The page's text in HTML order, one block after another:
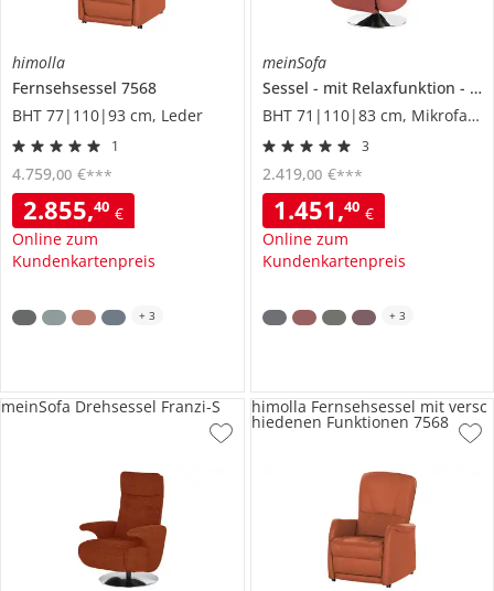
himolla
Fernsehsessel 7568
BHT 77|110|93 cm, Leder
1
2.855,40 €
Online zum
Kundenkartenpreis
4.759,00 €***
+ 3
meinSofa
Sessel
mit Relaxfunktion
BHT 71|110|83 cm, Mikrofaser
3
1.451,40 €
Online zum
Kundenkartenpreis
2.419,00 €***
+ 3
meinSofa Drehsessel Franzi-S himolla Fernsehsessel mit versc
hiedenen Funktionen 7568